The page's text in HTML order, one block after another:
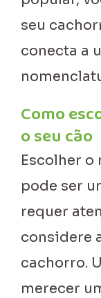
seu
conecta a
Como
o seu cão
Escolher o
pode ser
requer
considere
cachorro.
merecer